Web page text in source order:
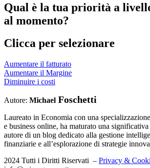
Qual è la tua priorità a
al momento?
Clicca per selezionare
Aumentare il fatturato
Aumentare il Margine
Diminuire i costi
Autore: Michael Foschetti
Laureato in Economia con una
e business online, ha maturato una significativa
autore di un blog dedicato alla gestione
finanziarie e all’esplorazione di strategie
2024 Tutti i Diritti Riservati – Privacy &